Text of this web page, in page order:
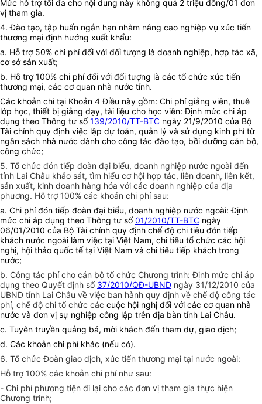
Mức hỗ trợ tối đa cho nội dung này không quá 2 triệu đồng/01 đơn
vị tham gia.
4. Đào tạo, tập huấn ngắn hạn nhằm nâng cao nghiệp vụ xúc tiến
thương mại định hướng xuất khẩu:
a. Hỗ trợ 50% chi phí đối với đối tượng là doanh nghiệp, hợp tác xã,
cơ sở sản xuất;
b. Hỗ trợ 100% chi phí đối với đối tượng là các tổ chức xúc tiến
thương mại, các cơ quan nhà nước tỉnh.
Các khoản chi tại Khoản 4 Điều này gồm: Chi phí giảng viên, thuê
lớp học, thiết bị giảng dạy, tài liệu cho học viên: Định mức chi áp
dụng theo Thông tư số139/2010/TT-BTC ngày 21/9/2010 của Bộ
Tài chính quy định việc lập dự toán, quản lý và sử dụng kinh phí từ
ngân sách nhà nước dành cho công tác đào tạo, bồi dưỡng cán bộ,
công chức;
5. Tổ chức đón tiếp đoàn đại biểu, doanh nghiệp nước ngoài đến
tỉnh Lai Châu khảo sát, tìm hiểu cơ hội hợp tác, liên doanh, liên kết,
sản xuất, kinh doanh hàng hóa với các doanh nghiệp của địa
phương. Hỗ trợ 100% các khoản chi phí sau:
a. Chi phí đón tiếp đoàn đại biểu, doanh nghiệp nước ngoài: Định
mức chi áp dụng theo Thông tư số01/2010/TT-BTC ngày
06/01/2010 của Bộ Tài chính quy định chế độ chi tiêu đón tiếp
khách nước ngoài làm việc tại Việt Nam, chi tiêu tổ chức các hội
nghị, hội thảo quốc tế tại Việt Nam và chi tiêu tiếp khách trong
nước;
b. Công tác phí cho cán bộ tổ chức Chương trình: Định mức chi áp
dụng theo Quyết định số 37/2010/QĐ-UBND ngày 31/12/2010 của
UBND tỉnh Lai Châu về việc ban hành quy định về chế độ công tác
phí, chế độ chi tổ chức các cuộc hội nghị đối với các cơ quan nhà
nước và đơn vị sự nghiệp công lập trên địa bàn tỉnh Lai Châu.
c. Tuyên truyền quảng bá, mời khách đến tham dự, giao dịch;
d. Các khoản chi phí khác (nếu có).
6. Tổ chức Đoàn giao dịch, xúc tiến thương mại tại nước ngoài:
Hỗ trợ 100% các khoản chi phí như sau:
- Chi phí phương tiện đi lại cho các đơn vị tham gia thực hiện
Chương trình;